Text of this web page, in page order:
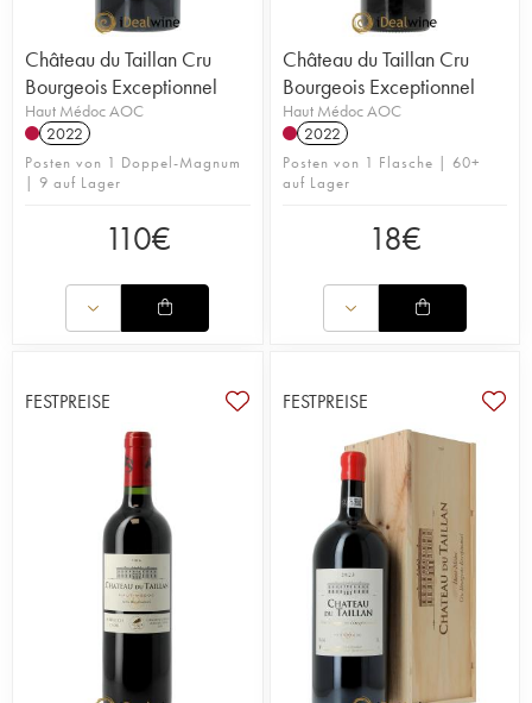
Château du Taillan Cru
Bourgeois Exceptionnel
Haut Médoc AOC
2022
Posten von 1 Doppel-Magnum
| 9 auf Lager
110€
Château du Taillan Cru
Bourgeois Exceptionnel
Haut Médoc AOC
2022
Posten von 1 Flasche | 60+
auf Lager
18€
FESTPREISE FESTPREISE